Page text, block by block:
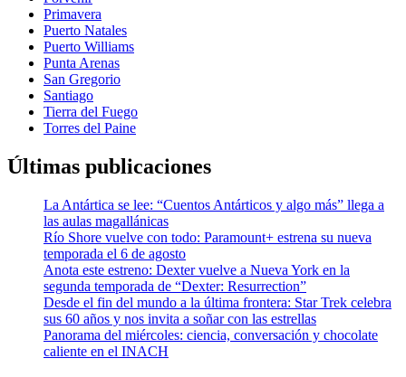
Primavera
Puerto Natales
Puerto Williams
Punta Arenas
San Gregorio
Santiago
Tierra del Fuego
Torres del Paine
Últimas publicaciones
La Antártica se lee: “Cuentos Antárticos y algo más” llega a
las aulas magallánicas
Río Shore vuelve con todo: Paramount+ estrena su nueva
temporada el 6 de agosto
Anota este estreno: Dexter vuelve a Nueva York en la
segunda temporada de “Dexter: Resurrection”
Desde el fin del mundo a la última frontera: Star Trek celebra
sus 60 años y nos invita a soñar con las estrellas
Panorama del miércoles: ciencia, conversación y chocolate
caliente en el INACH